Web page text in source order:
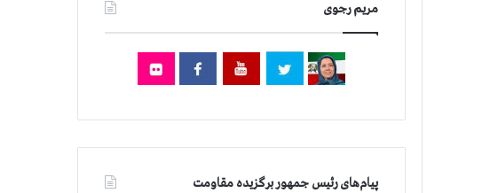
مریم رجوی
پیام‌های رئیس جمهور برگزیده مقاومت